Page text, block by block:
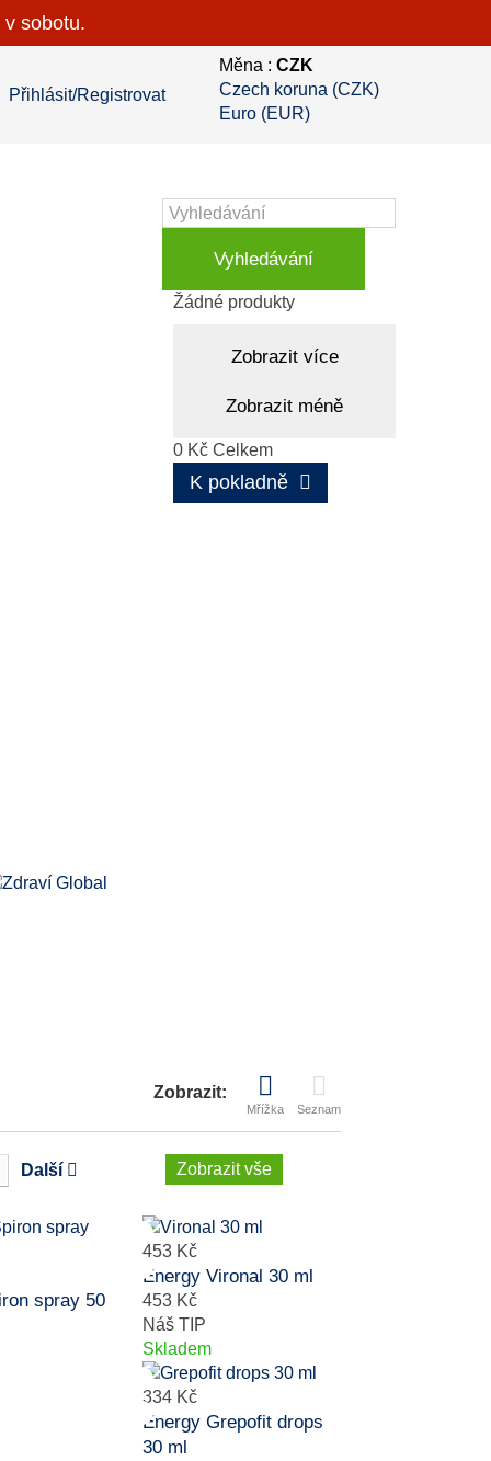
sobotu.
Přihlásit/Registrovat
Měna : CZK
Czech koruna (CZK)
Euro (EUR)
Vyhledávání
Košík
(prázdný)
Žádné produkty
Zobrazit více
Zobrazit méně
0 Kč Celkem
K pokladně
Zobrazit:
Mřížka Seznam
Zobrazit vše
Další
spray 50
453 Kč
Energy Vironal 30 ml
453 Kč
Náš TIP
Skladem
334 Kč
Energy Grepofit drops
30 ml